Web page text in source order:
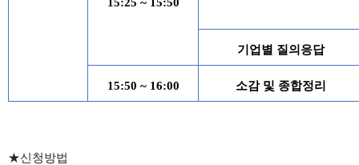
기업별 질의응답
15:50 ~ 16:00 소감 및 종합정리
★신청방법